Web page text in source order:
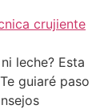
leche? Esta
guiaré paso